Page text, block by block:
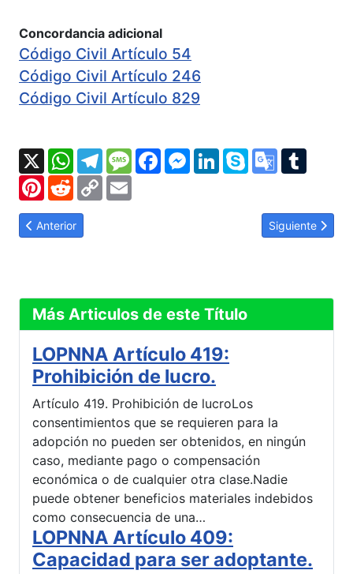
Concordancia adicional
Código Civil Artículo 54
Código Civil Artículo 246
Código Civil Artículo 829
X WhatsApp
TelegramMessageFacebook
Messenger
LinkedInSkypeGoogle
PinterestRedditCopy
Artículo anterior: LOPNNA Artículo 427: Extinción de
Anterior Artículo
Siguiente
Más Articulos de este Título
LOPNNA Artículo 419:
Prohibición de lucro.
Artículo 419. Prohibición de lucroLos
consentimientos que se requieren para la
adopción no pueden ser obtenidos, en ningún
caso, mediante pago o compensación
económica o de cualquier otra clase.Nadie
puede obtener beneficios materiales indebidos
como consecuencia de una…
LOPNNA Artículo 409:
Capacidad para ser adoptante.